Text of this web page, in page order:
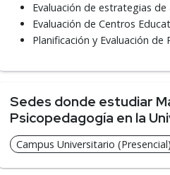
Evaluación de estrategias
Evaluación de Centros
Planificación y Evaluación
Sedes donde estudiar
Psicopedagogía en la
Campus Universitario (Presencial)